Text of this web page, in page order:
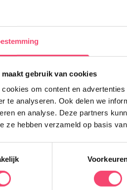
maakt gebruik van cookies
cookies om content en
te analyseren. Ook delen we
en analyse. Deze partners
ze hebben verzameld op basis